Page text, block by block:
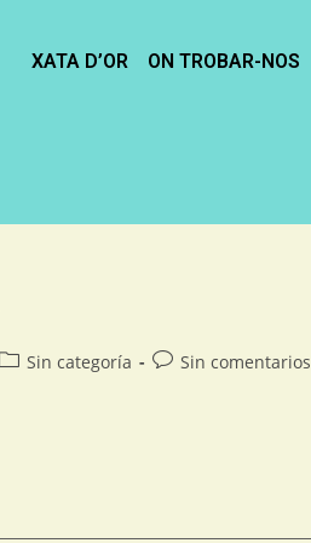
XATA D’OR ON TROBAR-NOS
Sin categoría Sin comentarios